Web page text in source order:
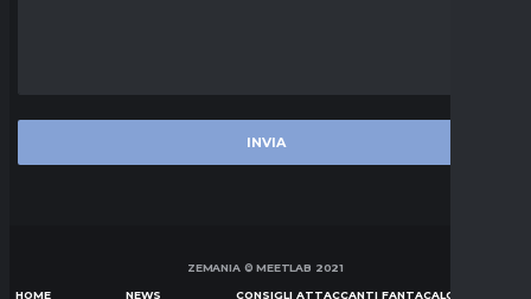
ZEMANIA © MEETLAB 2021
HOME NEWS CONSIGLI ATTACCANTI FANTACALCIO SERIE A